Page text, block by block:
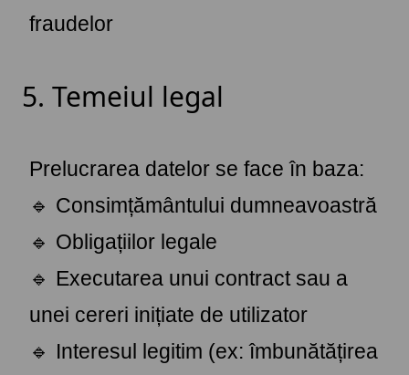
fraudelor
5. Temeiul legal
Prelucrarea datelor se face în baza:
🔹 Consimțământului dumneavoastră
🔹 Obligațiilor legale
🔹 Executarea unui contract sau a
unei cereri inițiate de utilizator
🔹 Interesul legitim (ex: îmbunătățirea